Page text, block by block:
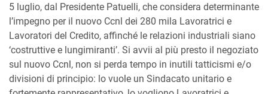
5 luglio, dal Presidente Patuelli, che considera determinante
l’impegno per il nuovo Ccnl dei 280 mila Lavoratrici e
Lavoratori del Credito, affinché le relazioni industriali siano
‘costruttive e lungimiranti’. Si avvii al più presto il negoziato
sul nuovo Ccnl, non si perda tempo in inutili tatticismi e/o
divisioni di principio: lo vuole un Sindacato unitario e